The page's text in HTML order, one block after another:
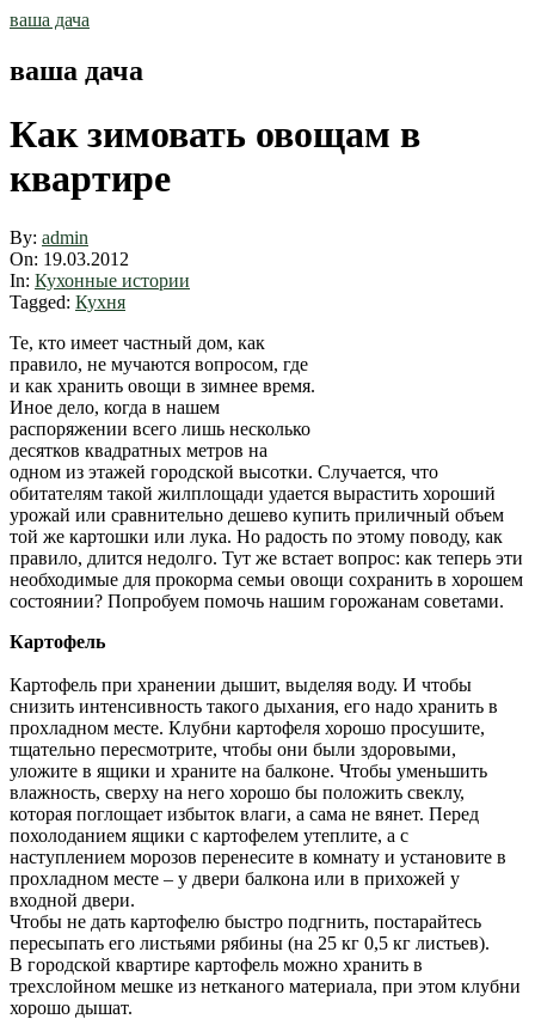
Skip
ваша дача
ваша дача
Как зимовать овощам в
квартире
By: admin
On: 19.03.2012
In: Кухонные истории
Tagged: Кухня
Те, кто имеет частный дом, как
правило, не мучаются вопросом, где
и как хранить овощи в зимнее время.
Иное дело, когда в нашем
распоряжении всего лишь несколько
десятков квадратных метров на
одном из этажей городской высотки. Случается, что
обитателям такой жилплощади удается вырастить хороший
урожай или сравнительно дешево купить приличный объем
той же картошки или лука. Но радость по этому поводу, как
правило, длится недолго. Тут же встает вопрос: как теперь эти
необходимые для прокорма семьи овощи сохранить в хорошем
состоянии? Попробуем помочь нашим горожанам советами.
Картофель
Картофель при хранении дышит, выделяя воду. И чтобы
снизить интенсивность такого дыхания, его надо хранить в
прохладном месте. Клубни картофеля хорошо просушите,
тщательно пересмотрите, чтобы они были здоровыми,
уложите в ящики и храните на балконе. Чтобы уменьшить
влажность, сверху на него хорошо бы положить свеклу,
которая поглощает избыток влаги, а сама не вянет. Перед
похолоданием ящики с картофелем утеплите, а с
наступлением морозов перенесите в комнату и установите в
прохладном месте – у двери балкона или в прихожей у
входной двери.
Чтобы не дать картофелю быстро подгнить, постарайтесь
пересыпать его листьями рябины (на 25 кг 0,5 кг листьев).
В городской квартире картофель можно хранить в
трехслойном мешке из нетканого материала, при этом клубни
хорошо дышат.